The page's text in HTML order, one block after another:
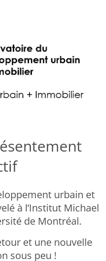
urbain et
à l’Institut Michael
de Montréal.
et une nouvelle
sous peu !